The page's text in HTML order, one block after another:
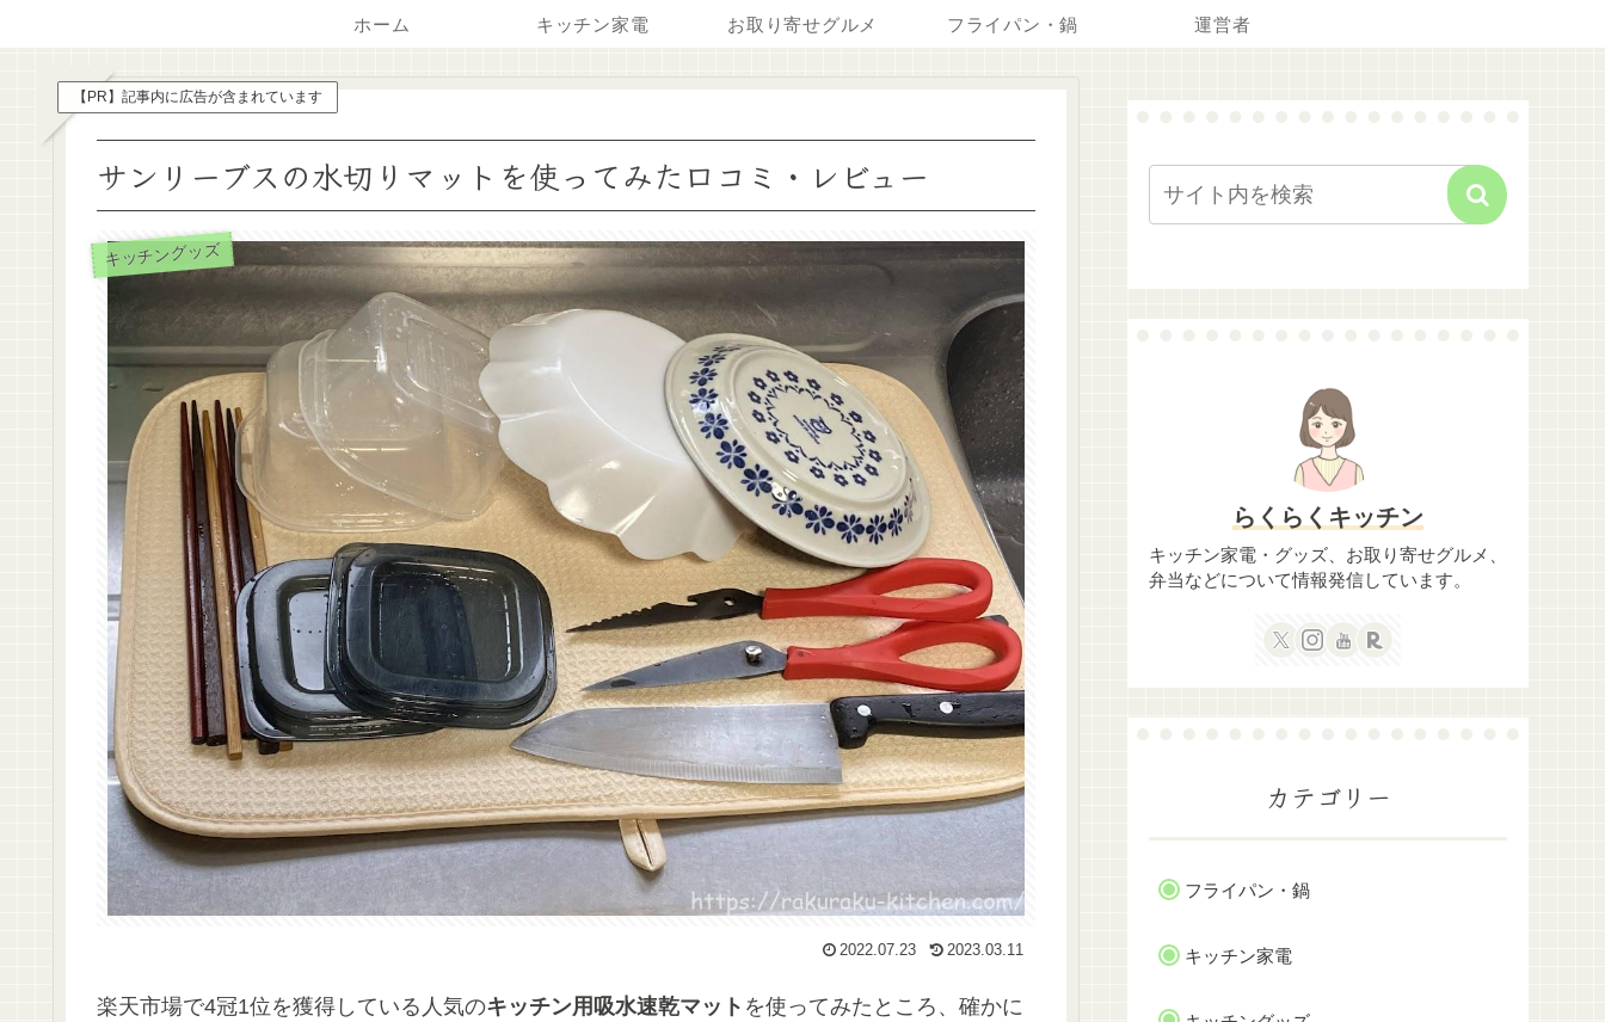
ホーム キッチン家電 お取り寄せグルメ フライパン・鍋 運営者
【PR】記事内に広告が含まれています
サンリーブスの水切りマットを使ってみた口コミ・レビュー
キッチングッズ
2022.07.23 2023.03.11
楽天市場で4冠1位を獲得している人気のキッチン用吸水速乾マット を使ってみたところ、確かに
らくらくキッチン
キッチン家電・グッズ、お取り寄せグルメ、
弁当などについて情報発信しています。
カテゴリー
フライパン・鍋
キッチン家電